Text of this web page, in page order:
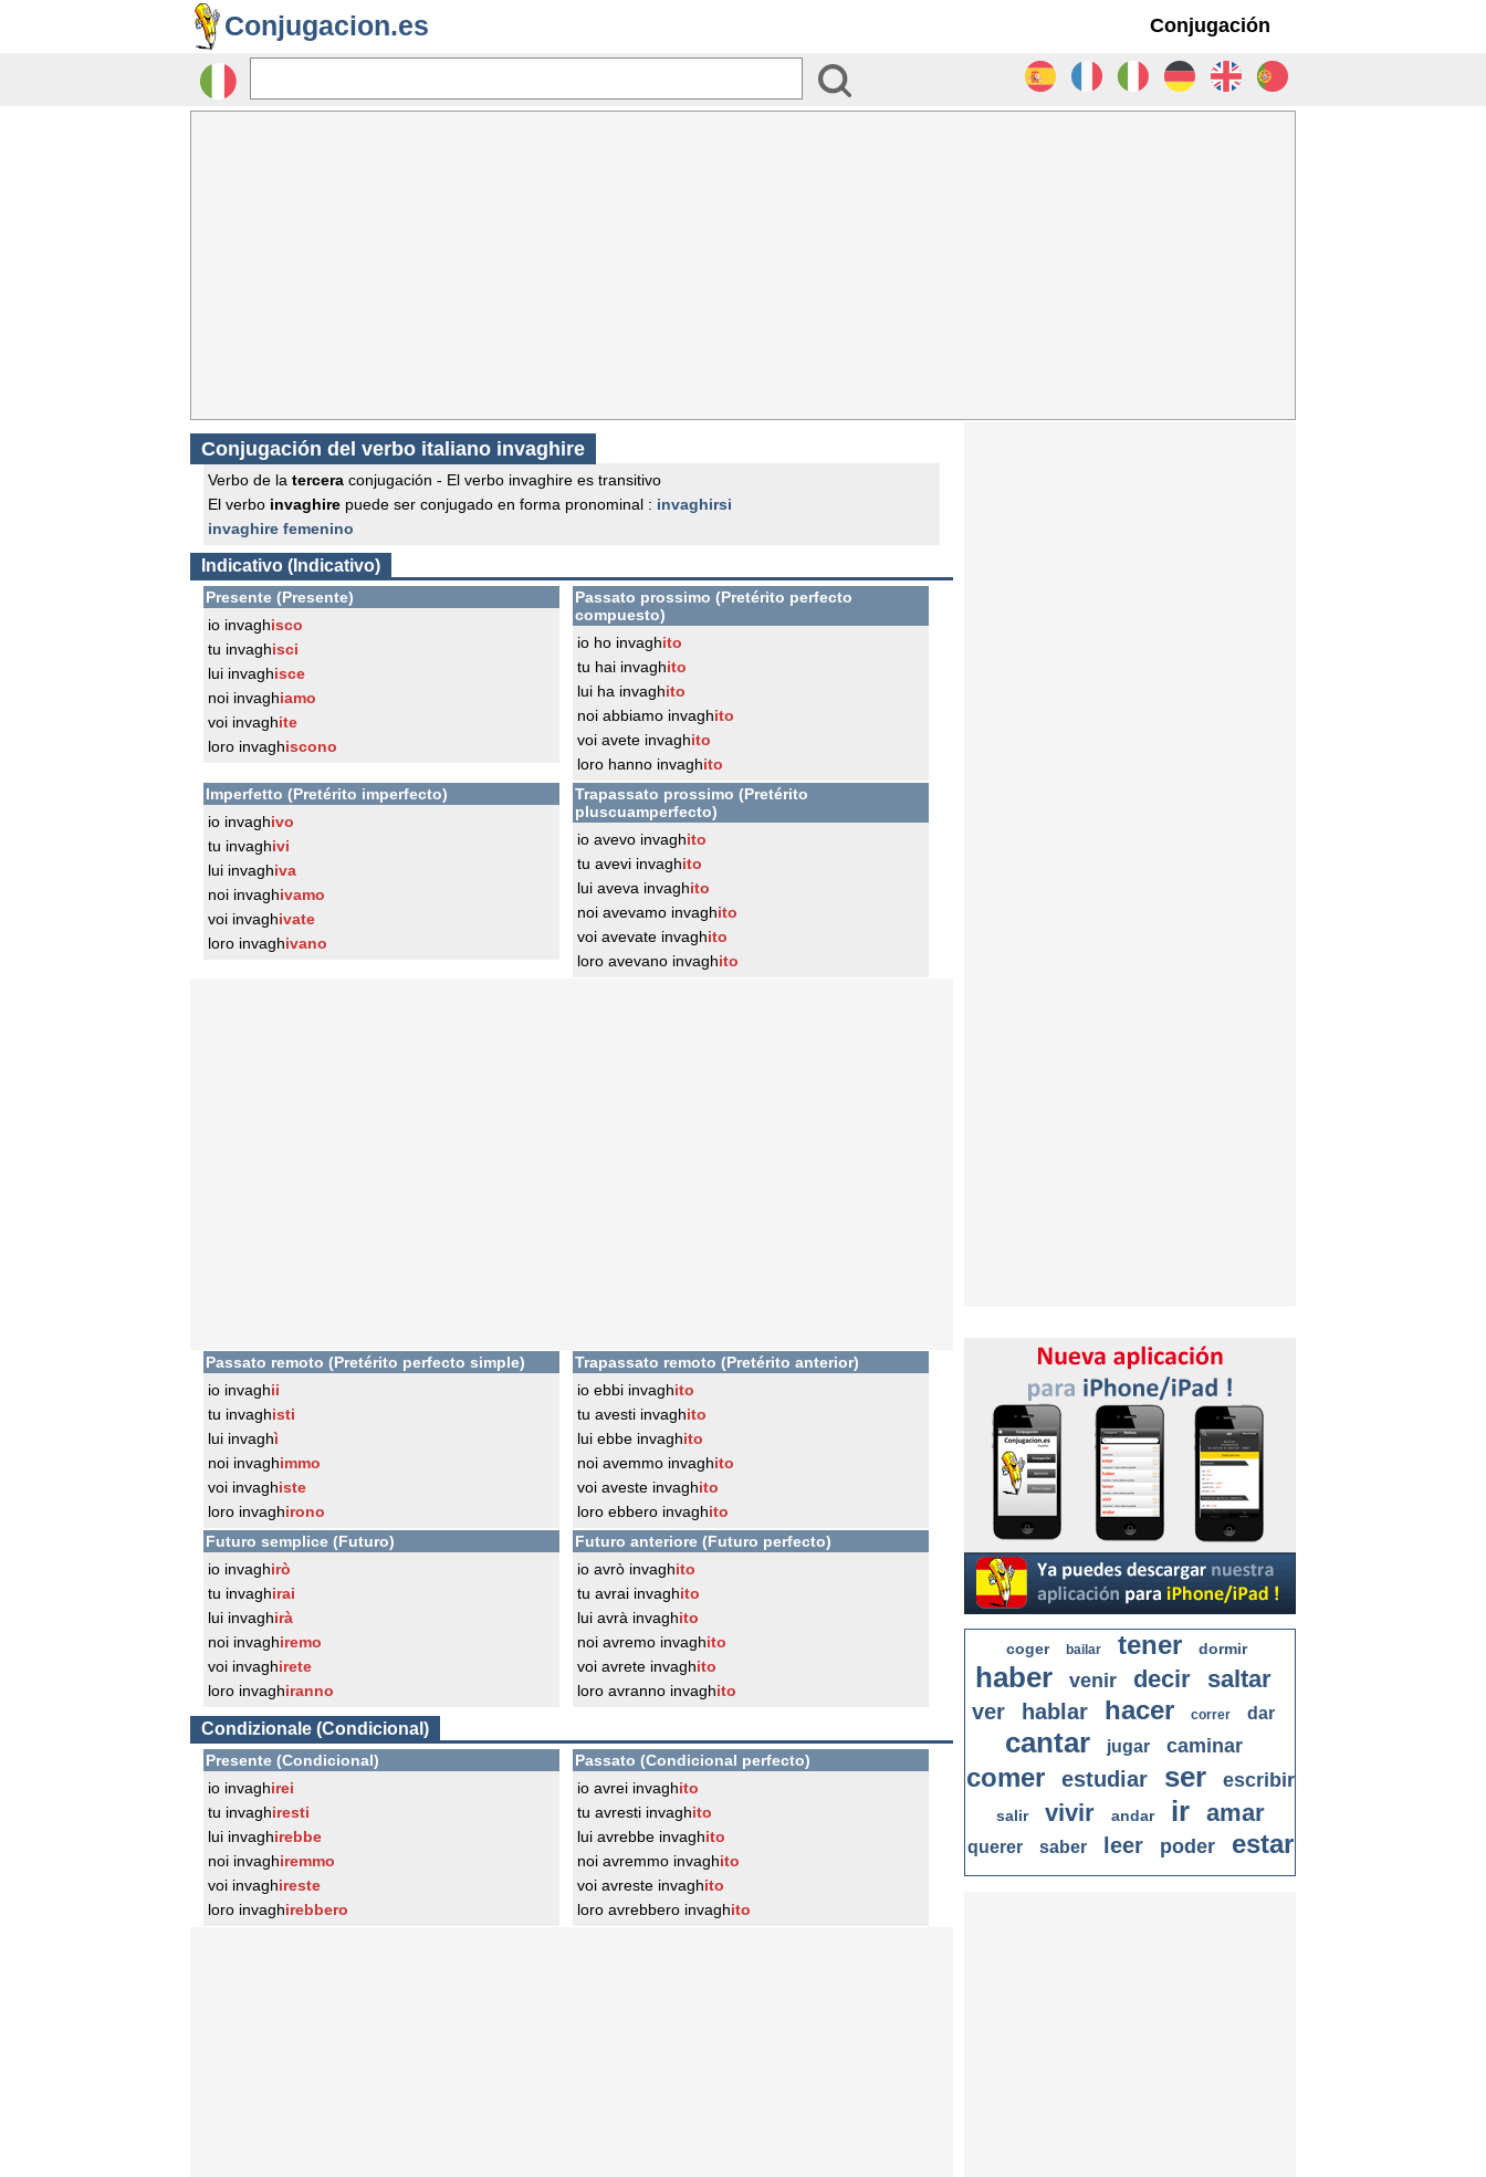
Conjugacion.es Conjugación
Conjugación del verbo italiano invaghire
Verbo de la tercera conjugación - El verbo invaghire es transitivo
El verbo invaghire puede ser conjugado en forma pronominal : invaghirsi
invaghire femenino
Indicativo (Indicativo)
Presente (Presente)
io invaghisco
tu invaghisci
lui invaghisce
noi invaghiamo
voi invaghite
loro invaghiscono
Passato prossimo (Pretérito perfecto
compuesto)
io ho invaghito
tu hai invaghito
lui ha invaghito
noi abbiamo invaghito
voi avete invaghito
loro hanno invaghito
Imperfetto (Pretérito imperfecto)
io invaghivo
tu invaghivi
lui invaghiva
noi invaghivamo
voi invaghivate
loro invaghivano
Trapassato prossimo (Pretérito
pluscuamperfecto)
io avevo invaghito
tu avevi invaghito
lui aveva invaghito
noi avevamo invaghito
voi avevate invaghito
loro avevano invaghito
Passato remoto (Pretérito perfecto simple)
io invaghii
tu invaghisti
lui invaghì
noi invaghimmo
voi invaghiste
loro invaghirono
Trapassato remoto (Pretérito anterior)
io ebbi invaghito
tu avesti invaghito
lui ebbe invaghito
noi avemmo invaghito
voi aveste invaghito
loro ebbero invaghito
Futuro semplice (Futuro)
io invaghirò
tu invaghirai
lui invaghirà
noi invaghiremo
voi invaghirete
loro invaghiranno
Futuro anteriore (Futuro perfecto)
io avrò invaghito
tu avrai invaghito
lui avrà invaghito
noi avremo invaghito
voi avrete invaghito
loro avranno invaghito
Condizionale (Condicional)
Presente (Condicional)
io invaghirei
tu invaghiresti
lui invaghirebbe
noi invaghiremmo
voi invaghireste
loro invaghirebbero
Passato (Condicional perfecto)
io avrei invaghito
tu avresti invaghito
lui avrebbe invaghito
noi avremmo invaghito
voi avreste invaghito
loro avrebbero invaghito
coger bailar tener dormir
haber venir decir saltar
ver hablar hacer correr dar
cantar jugar caminar
comer estudiar ser escribir
salir vivir andar ir amar
querer saber leer poder estar